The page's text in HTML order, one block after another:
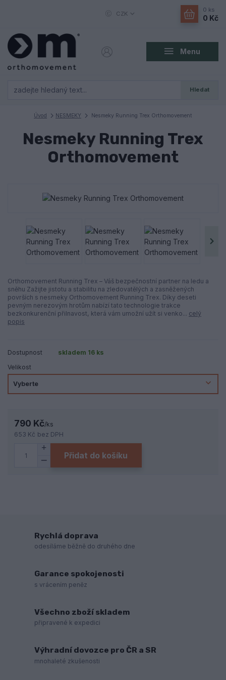
Menu
CZK
Hledat
0 ks
0 Kč
Úvod NESMEKY Nesmeky Running Trex Orthomovement
Nesmeky Running Trex
Orthomovement
Orthomovement Running Trex – Váš bezpečnostní partner na ledu a
sněhu Zažijte jistotu a stabilitu na zledovatělých a zasněžených
površích s nesmeky Orthomovement Running Trex. Díky deseti
pevným nerezovým hrotům nabízí tato technologie trakce
bezkonkurenční přilnavost, která vám umožní užít si venko... celý
popis
Dostupnost
skladem 16 ks
Velikost
790 Kč/ks
653 Kč bez DPH
Přidat do košíku
Rychlá doprava
odesíláme běžně do druhého dne
Garance spokojenosti
s vrácením peněz
Všechno zboží skladem
připravené k expedici
Výhradní dovozce pro ČR a SR
mnohaleté zkušenosti